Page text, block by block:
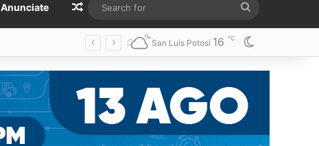
Anunciate Random Article
for
San Luis Potosí 16 ℃